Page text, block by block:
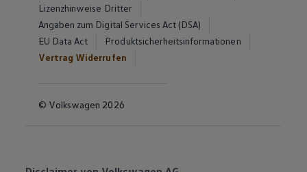
Lizenzhinweise Dritter
Angaben zum Digital Services Act (DSA)
EU Data Act
Produktsicherheitsinformationen
Vertrag Widerrufen
© Volkswagen 2026